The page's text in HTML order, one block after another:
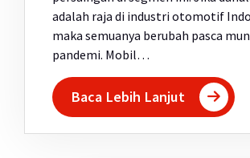
adalah raja di industri otomotif
maka semuanya berubah pasca
pandemi. Mobil…
Baca Lebih Lanjut